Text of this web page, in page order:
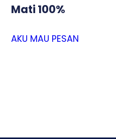
Mati 100%
AKU MAU PESAN